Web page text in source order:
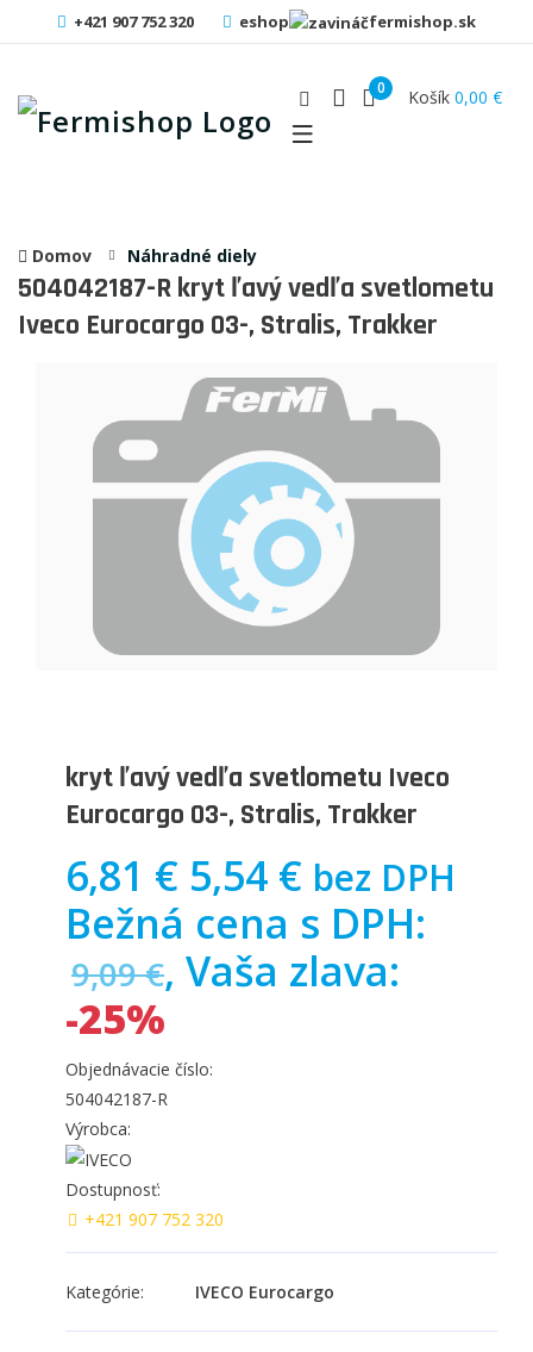
+421 907 752 320 eshop fermishop.sk
0 Košík 0,00 €
Domov Náhradné diely
504042187-R kryt ľavý vedľa svetlometu
Iveco Eurocargo 03-, Stralis, Trakker
kryt ľavý vedľa svetlometu Iveco
Eurocargo 03-, Stralis, Trakker
6,81 € 5,54 € bez DPH
Bežná cena s DPH:
9,09 €, Vaša zlava:
-25%
Objednávacie číslo:
504042187-R
Výrobca:
Dostupnosť:
+421 907 752 320
Kategórie: IVECO Eurocargo